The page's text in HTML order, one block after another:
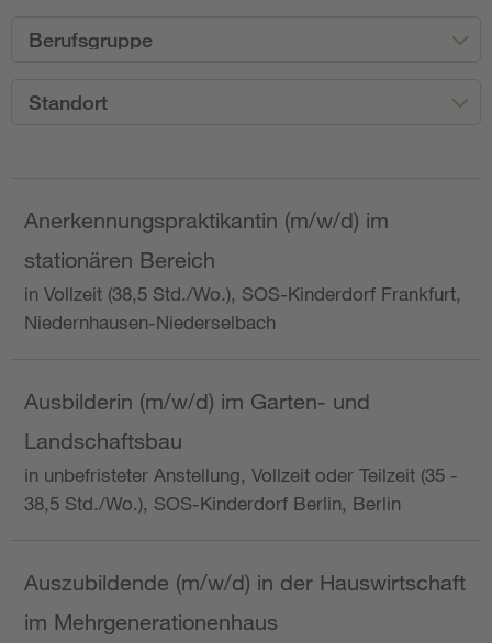
Berufsgruppe
Standort
Anerkennungspraktikantin (m/w/d) im
stationären Bereich
in Vollzeit (38,5 Std./Wo.), SOS-Kinderdorf Frankfurt,
Niedernhausen-Niederselbach
Ausbilderin (m/w/d) im Garten- und
Landschaftsbau
in unbefristeter Anstellung, Vollzeit oder Teilzeit (35 -
38,5 Std./Wo.), SOS-Kinderdorf Berlin, Berlin
Auszubildende (m/w/d) in der Hauswirtschaft
im Mehrgenerationenhaus